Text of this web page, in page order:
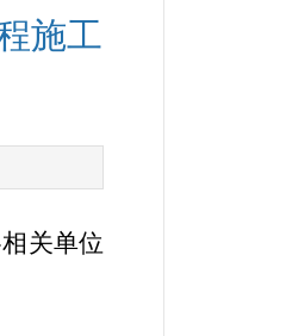
施工
关单位